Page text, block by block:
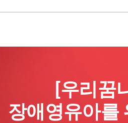
[우리꿈
장애영유아를